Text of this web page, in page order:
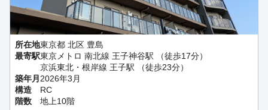
所在地東京都 北区 豊島
最寄駅東京メトロ 南北線 王子神谷駅 （徒歩17分）
京浜東北・根岸線 王子駅 （徒歩23分）
築年月 2026年3月
構造
RC
階数
地上10階